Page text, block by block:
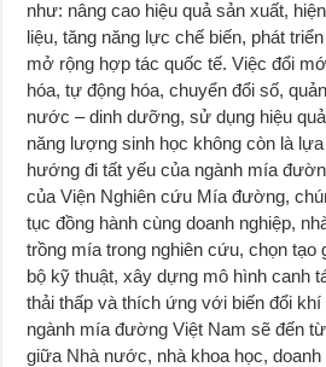
như: nâng cao hiệu quả sản xuất,
liệu, tăng năng lực chế biến, phát
mở rộng hợp tác quốc tế. Việc đổi
hóa, tự động hóa, chuyển đổi số,
nước – dinh dưỡng, sử dụng hiệu
năng lượng sinh học không còn là
hướng đi tất yếu của ngành mía
của Viện Nghiên cứu Mía đường,
tục đồng hành cùng doanh nghiệp,
trồng mía trong nghiên cứu, chọn tạo
bộ kỹ thuật, xây dựng mô hình canh
thải thấp và thích ứng với biến đổi
ngành mía đường Việt Nam sẽ đến
giữa Nhà nước, nhà khoa học, doanh